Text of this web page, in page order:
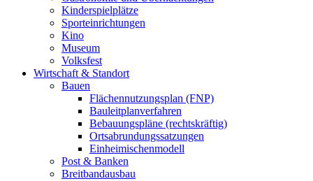
Kinderspielplätze
Sporteinrichtungen
Kino
Museum
Volksfest
Wirtschaft & Standort
Bauen
Flächennutzungsplan (FNP)
Bauleitplanverfahren
Bebauungspläne (rechtskräftig)
Ortsabrundungssatzungen
Einheimischenmodell
Post & Banken
Breitbandausbau